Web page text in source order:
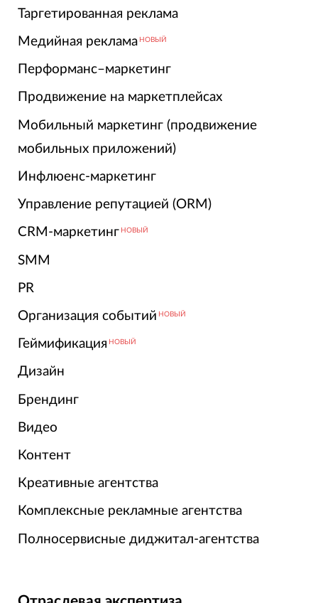
Таргетированная реклама
Медийная реклама НОВЫЙ
Перформанс–маркетинг
Продвижение на маркетплейсах
Мобильный маркетинг (продвижение
мобильных приложений)
Инфлюенс-маркетинг
Управление репутацией (ORM)
CRM-маркетинг НОВЫЙ
SMM
PR
Организация событий НОВЫЙ
Геймификация НОВЫЙ
Дизайн
Брендинг
Видео
Контент
Креативные агентства
Комплексные рекламные агентства
Полносервисные диджитал-агентства